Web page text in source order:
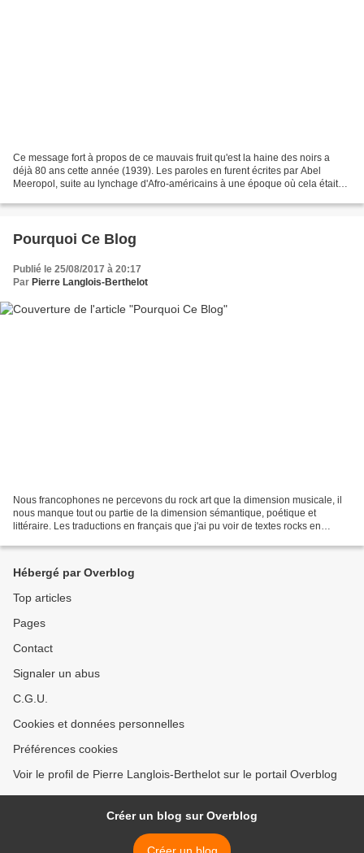
Ce message fort à propos de ce mauvais fruit qu'est la haine des noirs a
déjà 80 ans cette année (1939). Les paroles en furent écrites par Abel
Meeropol, suite au lynchage d'Afro-américains à une époque où cela était
Pourquoi Ce Blog
Publié le 25/08/2017 à 20:17
Par Pierre Langlois-Berthelot
Nous francophones ne percevons du rock art que la dimension musicale, il
nous manque tout ou partie de la dimension sémantique, poétique et
littéraire. Les traductions en français que j'ai pu voir de textes rocks en
Hébergé par Overblog
Top articles
Pages
Contact
Signaler un abus
C.G.U.
Cookies et données personnelles
Préférences cookies
Voir le profil de Pierre Langlois-Berthelot sur le portail Overblog
Créer un blog sur Overblog